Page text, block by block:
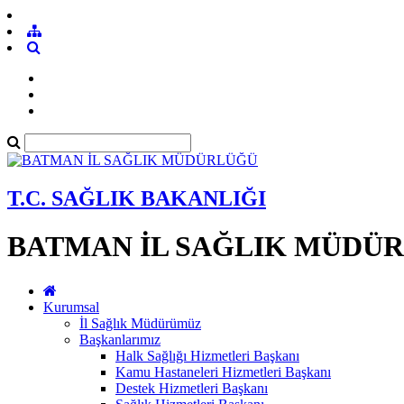
T.C. SAĞLIK BAKANLIĞI
BATMAN İL SAĞLIK
Kurumsal
İl Sağlık Müdürümüz
Başkanlarımız
Halk Sağlığı Hizmetleri Başkanı
Kamu Hastaneleri Hizmetleri Başkanı
Destek Hizmetleri Başkanı